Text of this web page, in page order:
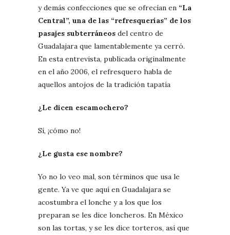
y demás confecciones que se ofrecían en “La
Central”, una de las “refresquerías” de los
pasajes subterráneos del centro de
Guadalajara que lamentablemente ya cerró.
En esta entrevista, publicada originalmente
en el año 2006, el refresquero habla de
aquellos antojos de la tradición tapatía
¿Le dicen escamochero?
Sí, ¡cómo no!
¿Le gusta ese nombre?
Yo no lo veo mal, son términos que usa le
gente. Ya ve que aquí en Guadalajara se
acostumbra el lonche y a los que los
preparan se les dice loncheros. En México
son las tortas, y se les dice torteros, así que